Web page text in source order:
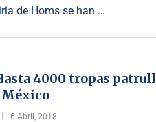
de Homs se han …
4000 tropas
6 Abril, 2018